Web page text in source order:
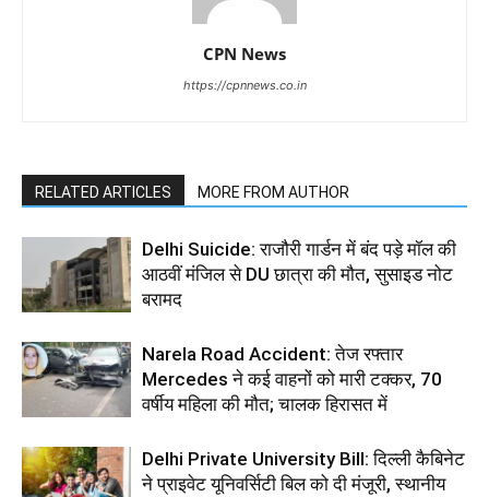
CPN News
https://cpnnews.co.in
RELATED ARTICLES MORE FROM AUTHOR
Delhi Suicide: राजौरी गार्डन में बंद पड़े मॉल की
आठवीं मंजिल से DU छात्रा की मौत, सुसाइड नोट
बरामद
Narela Road Accident: तेज रफ्तार
Mercedes ने कई वाहनों को मारी टक्कर, 70
वर्षीय महिला की मौत; चालक हिरासत में
Delhi Private University Bill: दिल्ली कैबिनेट
ने प्राइवेट यूनिवर्सिटी बिल को दी मंजूरी, स्थानीय